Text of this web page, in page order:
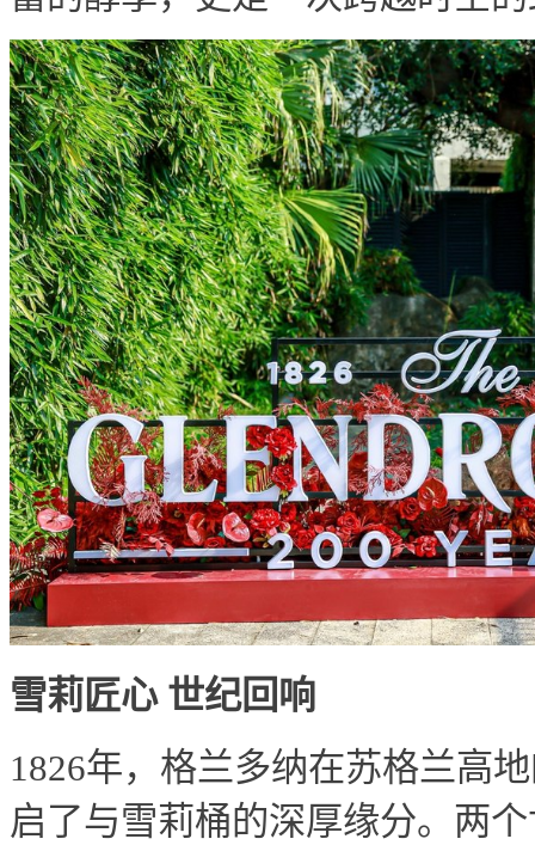
雪莉匠心 世纪回响
1826年，格兰多纳在苏格兰高
启了与雪莉桶的深厚缘分。两